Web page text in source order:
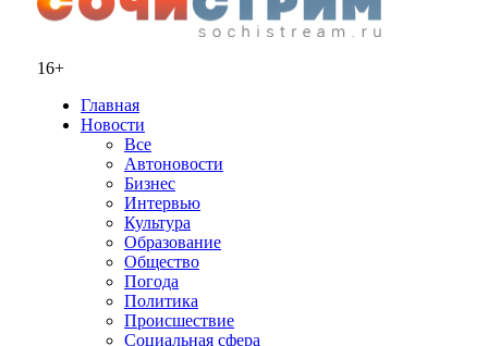
16+
Главная
Новости
Все
Автоновости
Бизнес
Интервью
Культура
Образование
Общество
Погода
Политика
Происшествие
Социальная сфера